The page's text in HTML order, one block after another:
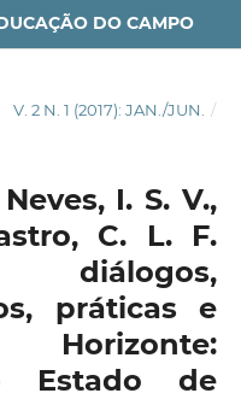
DO CAMPO
V. 2 N. 1 (2017): JAN./JUN.
/
I. S. V.,
C. L. F.
diálogos,
práticas e
Horizonte:
Estado de